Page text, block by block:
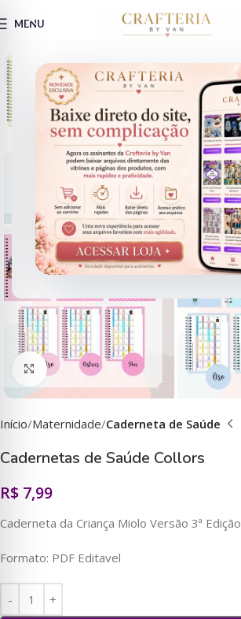
MENU
Clique para ampliar
Início Maternidade Caderneta de Saúde
Cadernetas de Saúde Collors
R$ 7,99
Caderneta da Criança Miolo Versão 3ª Edição
Formato: PDF Editavel